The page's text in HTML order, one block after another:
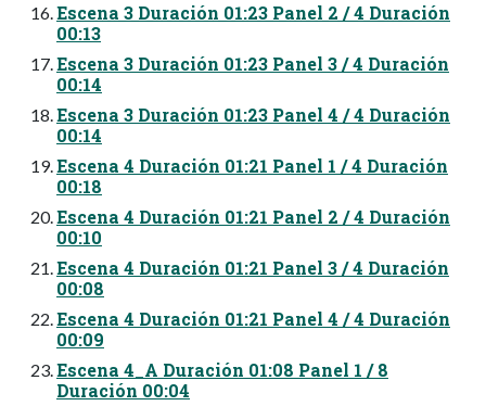
Escena 3 Duración 01:23 Panel 2 / 4 Duración
00:13
Escena 3 Duración 01:23 Panel 3 / 4 Duración
00:14
Escena 3 Duración 01:23 Panel 4 / 4 Duración
00:14
Escena 4 Duración 01:21 Panel 1 / 4 Duración
00:18
Escena 4 Duración 01:21 Panel 2 / 4 Duración
00:10
Escena 4 Duración 01:21 Panel 3 / 4 Duración
00:08
Escena 4 Duración 01:21 Panel 4 / 4 Duración
00:09
Escena 4_A Duración 01:08 Panel 1 / 8
Duración 00:04